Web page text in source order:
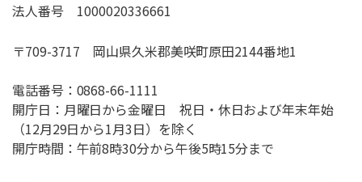
法人番号 1000020336661
〒709-3717 岡山県久米郡美咲町原田2144番地1
電話番号： 0868-66-1111
開庁日：月曜日から金曜日 祝日・休日および年末年始
（12月29日から1月3日）を除く
開庁時間：午前8時30分から午後5時15分まで